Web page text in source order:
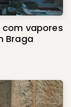
vapores
Braga